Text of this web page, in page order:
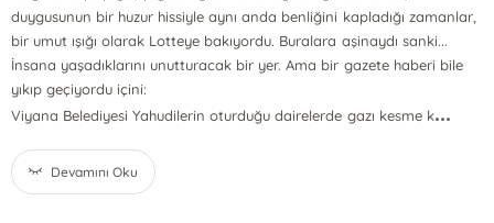
duygusunun bir huzur hissiyle aynı anda benliğini kapladığı zamanlar,
bir umut ışığı olarak Lotteye bakıyordu. Buralara aşinaydı sanki...
İnsana yaşadıklarını unutturacak bir yer. Ama bir gazete haberi bile
yıkıp geçiyordu içini:
Viyana Belediyesi Yahudilerin oturduğu dairelerde gazı kesme k...
Devamını Oku